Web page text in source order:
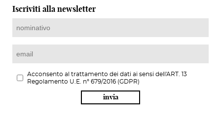
Iscriviti alla newsletter
Acconsento al trattamento dei dati ai sensi dell'ART. 13
Regolamento U.E. n° 679/2016 (GDPR)
invia